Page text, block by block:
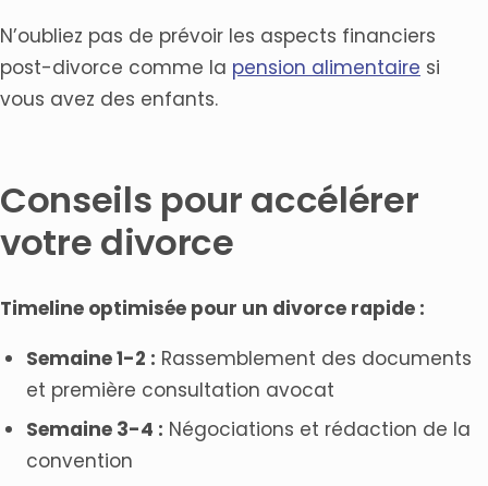
N’oubliez pas de prévoir les aspects financiers
post-divorce comme la pension alimentaire si
vous avez des enfants.
Conseils pour accélérer
votre divorce
Timeline optimisée pour un divorce rapide :
Semaine 1-2 : Rassemblement des documents
et première consultation avocat
Semaine 3-4 : Négociations et rédaction de la
convention